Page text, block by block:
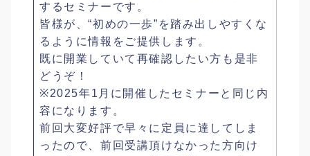
するセミナーです。
皆様が、“初めの一歩”を踏み出しやすくな
るように情報をご提供します。
既に開業していて再確認したい方も是非
どうぞ！
※2025年1月に開催したセミナーと同じ内
容になります。
前回大変好評で早々に定員に達してしま
ったので、前回受講頂けなかった方向け